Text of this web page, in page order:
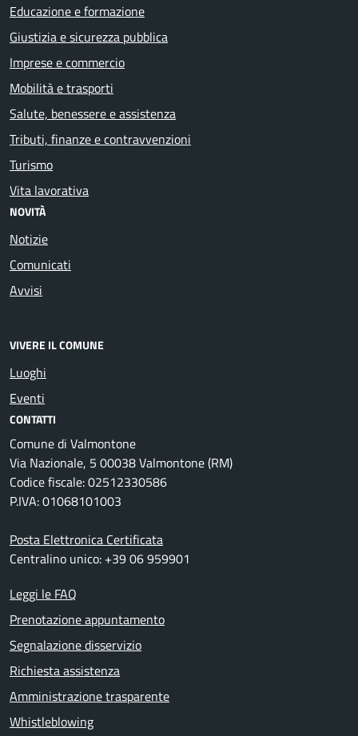
Educazione e formazione
Giustizia e sicurezza pubblica
Imprese e commercio
Mobilità e trasporti
Salute, benessere e assistenza
Tributi, finanze e contravvenzioni
Turismo
Vita lavorativa
NOVITÀ
Notizie
Comunicati
Avvisi
VIVERE IL COMUNE
Luoghi
Eventi
CONTATTI
Comune di Valmontone
Via Nazionale, 5 00038 Valmontone (RM)
Codice fiscale: 02512330586
P.IVA: 01068101003
Posta Elettronica Certificata
Centralino unico: +39 06 959901
Leggi le FAQ
Prenotazione appuntamento
Segnalazione disservizio
Richiesta assistenza
Amministrazione trasparente
Whistleblowing